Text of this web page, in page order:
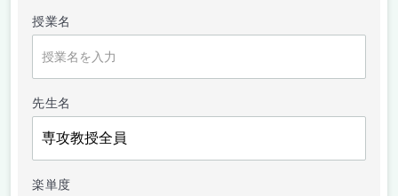
授業名
先生名
楽単度